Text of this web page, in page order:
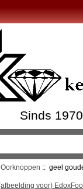
Sinds 1970
Oorknoppen